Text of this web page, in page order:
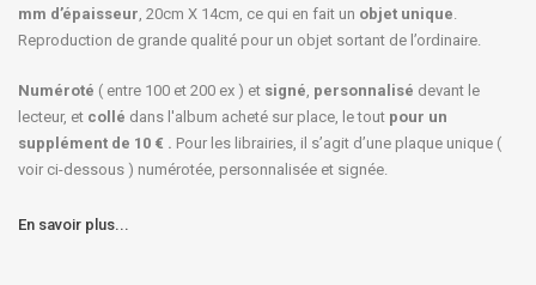
mm d’épaisseur, 20cm X 14cm, ce qui en fait un objet unique.
Reproduction de grande qualité pour un objet sortant de l’ordinaire.
Numéroté ( entre 100 et 200 ex ) et signé, personnalisé devant le
lecteur, et collé dans l'album acheté sur place, le tout pour un
supplément de 10 € . Pour les librairies, il s’agit d’une plaque unique (
voir ci-dessous ) numérotée, personnalisée et signée.
En savoir plus...